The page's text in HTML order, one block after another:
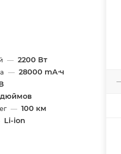
— 2200 Вт
— 28000 mА⋅ч
дюймов
— 100 км
Li-ion